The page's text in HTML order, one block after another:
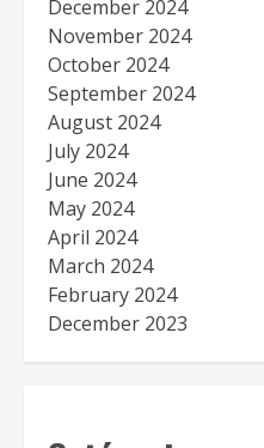
December 2024
November 2024
October 2024
September 2024
August 2024
July 2024
June 2024
May 2024
April 2024
March 2024
February 2024
December 2023